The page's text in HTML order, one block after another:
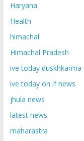
Haryana
Health
himachal
Himachal Pradesh
ive today duskhkarma
ive today on if news
jhula news
latest news
maharastra